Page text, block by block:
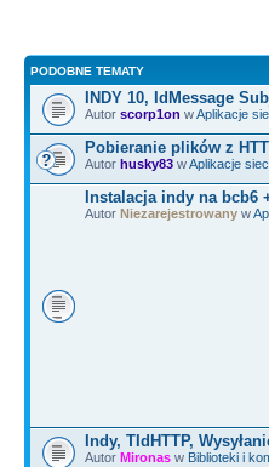
PODOBNE TEMATY
INDY 10, IdMessage
Autor scorp1on wAplikacje
Pobieranie plików z
Autor husky83 wAplikacje
Instalacja indy na bcb6
Autor Niezarejestrowany w
Indy, TIdHTTP,
Autor Mironas w Biblioteki i